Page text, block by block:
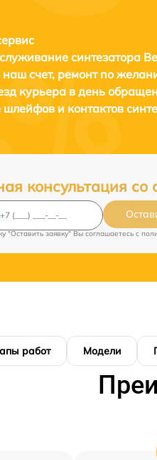
синтезатора
счет, ремонт по
курьера в день
шлейфов и контактов
консультация со
"Оставить заявку" Вы соглашаетесь c
работ Модели